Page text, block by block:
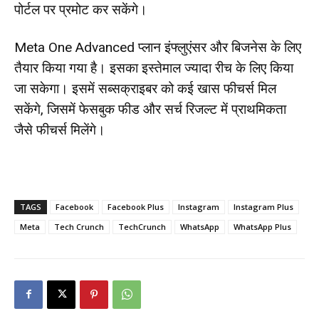
पोर्टल पर प्रमोट कर सकेंगे।
Meta One Advanced प्लान इंफ्लुएंसर और बिजनेस के लिए
तैयार किया गया है। इसका इस्तेमाल ज्यादा रीच के लिए किया
जा सकेगा। इसमें सब्सक्राइबर को कई खास फीचर्स मिल
सकेंगे, जिसमें फेसबुक फीड और सर्च रिजल्ट में प्राथमिकता
जैसे फीचर्स मिलेंगे।
TAGS Facebook Facebook Plus Instagram
Instagram Plus
Meta
Tech Crunch TechCrunch WhatsApp WhatsApp Plus